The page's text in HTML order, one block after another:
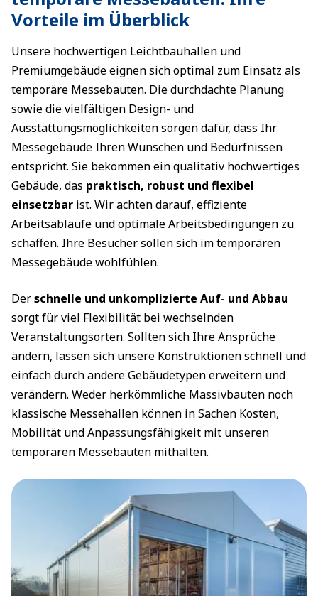
Vorteile im Überblick
Unsere hochwertigen Leichtbauhallen und
Premiumgebäude eignen sich optimal zum Einsatz als
temporäre Messebauten. Die durchdachte Planung
sowie die vielfältigen Design- und
Ausstattungsmöglichkeiten sorgen dafür, dass Ihr
Messegebäude Ihren Wünschen und Bedürfnissen
entspricht. Sie bekommen ein qualitativ hochwertiges
Gebäude, das praktisch, robust und flexibel
einsetzbar ist. Wir achten darauf, effiziente
Arbeitsabläufe und optimale Arbeitsbedingungen zu
schaffen. Ihre Besucher sollen sich im temporären
Messegebäude wohlfühlen.
Derschnelle und unkomplizierte Auf- und Abbau
sorgt für viel Flexibilität bei wechselnden
Veranstaltungsorten. Sollten sich Ihre Ansprüche
ändern, lassen sich unsere Konstruktionen schnell und
einfach durch andere Gebäudetypen erweitern und
verändern. Weder herkömmliche Massivbauten noch
klassische Messehallen können in Sachen Kosten,
Mobilität und Anpassungsfähigkeit mit unseren
temporären Messebauten mithalten.